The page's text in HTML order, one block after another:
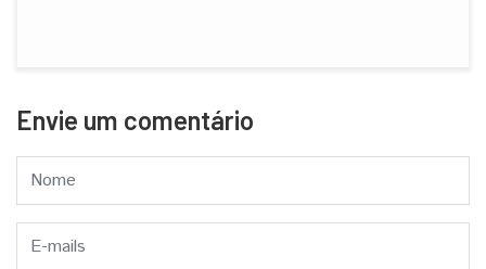
Envie um comentário